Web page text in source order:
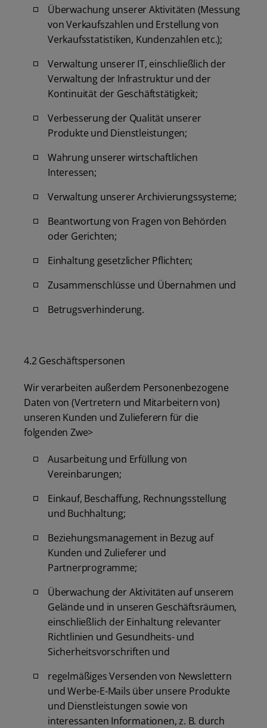
Überwachung unserer Aktivitäten (Messung
von Verkaufszahlen und Erstellung von
Verkaufsstatistiken, Kundenzahlen etc.);
Verwaltung unserer IT, einschließlich der
Verwaltung der Infrastruktur und der
Kontinuität der Geschäftstätigkeit;
Verbesserung der Qualität unserer
Produkte und Dienstleistungen;
Wahrung unserer wirtschaftlichen
Interessen;
Verwaltung unserer Archivierungssysteme;
Beantwortung von Fragen von Behörden
oder Gerichten;
Einhaltung gesetzlicher Pflichten;
Zusammenschlüsse und Übernahmen und
Betrugsverhinderung.
4.2 Geschäftspersonen
Wir verarbeiten außerdem Personenbezogene
Daten von (Vertretern und Mitarbeitern von)
unseren Kunden und Zulieferern für die
folgenden Zwe>
Ausarbeitung und Erfüllung von
Vereinbarungen;
Einkauf, Beschaffung, Rechnungsstellung
und Buchhaltung;
Beziehungsmanagement in Bezug auf
Kunden und Zulieferer und
Partnerprogramme;
Überwachung der Aktivitäten auf unserem
Gelände und in unseren Geschäftsräumen,
einschließlich der Einhaltung relevanter
Richtlinien und Gesundheits- und
Sicherheitsvorschriften und
regelmäßiges Versenden von Newslettern
und Werbe-E-Mails über unsere Produkte
und Dienstleistungen sowie von
interessanten Informationen, z. B. durch